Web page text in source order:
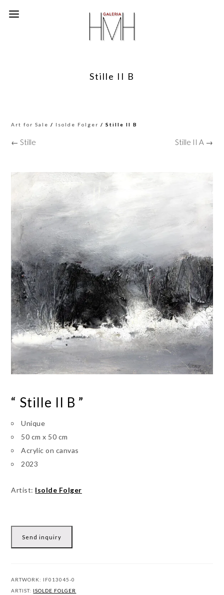
Stille II B
Art for Sale / Isolde Folger / Stille II B
← Stille Stille II A →
“ Stille II B ”
Unique
50 cm x 50 cm
Acrylic on canvas
2023
Artist: Isolde Folger
Send inquiry
ARTWORK: IF013045-0
ARTIST: ISOLDE FOLGER